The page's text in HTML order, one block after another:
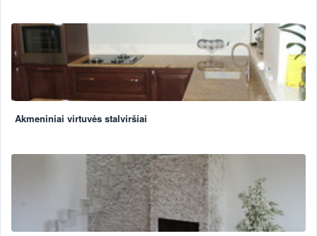
Akmeniniai virtuvės stalviršiai